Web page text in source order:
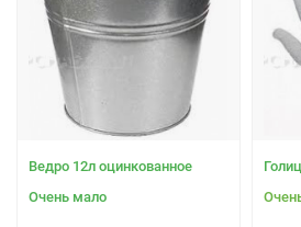
Ведро 12л оцинкованное
Очень мало